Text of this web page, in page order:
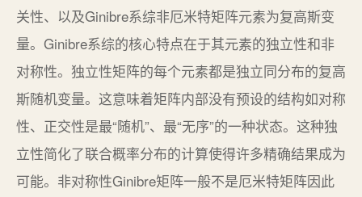
关性、以及Ginibre系综非厄米特矩阵元素为复高斯变
量。Ginibre系综的核心特点在于其元素的独立性和非
对称性。独立性矩阵的每个元素都是独立同分布的复高
斯随机变量。这意味着矩阵内部没有预设的结构如对称
性、正交性是最“随机”、最“无序”的一种状态。这种独
立性简化了联合概率分布的计算使得许多精确结果成为
可能。非对称性Ginibre矩阵一般不是厄米特矩阵因此